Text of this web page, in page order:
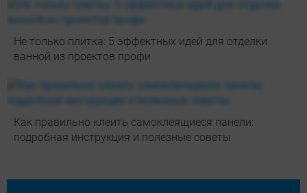
Не только плитка: 5 эффектных идей для отделки
ванной из проектов профи
Как правильно клеить самоклеящиеся панели:
подробная инструкция и полезные советы